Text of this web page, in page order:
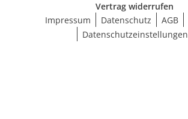
Vertrag widerrufen
Impressum
Datenschutz AGB
Datenschutzeinstellungen